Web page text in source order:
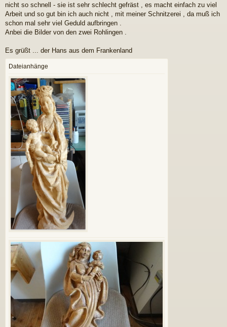
nicht so schnell - sie ist sehr schlecht gefräst , es macht einfach zu viel
Arbeit und so gut bin ich auch nicht , mit meiner Schnitzerei , da muß ich
schon mal sehr viel Geduld aufbringen .
Anbei die Bilder von den zwei Rohlingen .
Es grüßt ... der Hans aus dem Frankenland
Dateianhänge